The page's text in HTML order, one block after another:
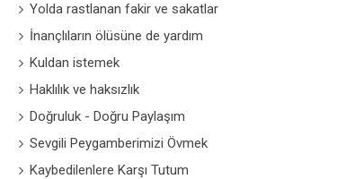
Yolda rastlanan fakir ve sakatlar
İnançlıların ölüsüne de yardım
Kuldan istemek
Haklılık ve haksızlık
Doğruluk - Doğru Paylaşım
Sevgili Peygamberimizi Övmek
Kaybedilenlere Karşı Tutum